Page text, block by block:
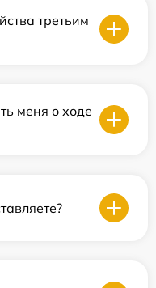
третьим
меня о ходе